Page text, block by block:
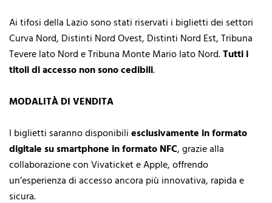
Ai tifosi della Lazio sono stati riservati i biglietti dei settori
Curva Nord, Distinti Nord Ovest, Distinti Nord Est, Tribuna
Tevere lato Nord e Tribuna Monte Mario lato Nord.Tutti i
titoli di accesso non sono cedibili.
MODALITÀ DI VENDITA
I biglietti saranno disponibiliesclusivamente in formato
digitale su smartphone in formato NFC, grazie alla
collaborazione con Vivaticket e Apple, offrendo
un’esperienza di accesso ancora più innovativa, rapida e
sicura.